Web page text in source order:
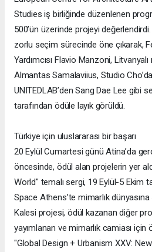
Studies iş birliğinde düzenlenen
500’ün üzerinde projeyi
zorlu seçim sürecinde öne çıkarak,
Yardımcısı Flavio Manzoni,
Almantas Samalaviius, Studio
UNITEDLAB’den Sang Dae Lee gibi
tarafından ödüle layık görüldü.
Türkiye için uluslararası bir başarı
20 Eylül Cumartesi günü Atina’da
öncesinde, ödül alan projelerin yer
World" temalı sergi, 19 Eylül-5 Ekim
Space Athens’te mimarlık
Kalesi projesi, ödül kazanan diğer
yayımlanan ve mimarlık camiası
"Global Design + Urbanism XXV: